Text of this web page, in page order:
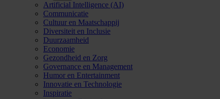
Artificial Intelligence (AI)
Communicatie
Cultuur en Maatschappij
Diversiteit en Inclusie
Duurzaamheid
Economie
Gezondheid en Zorg
Governance en Management
Humor en Entertainment
Innovatie en Technologie
Inspiratie